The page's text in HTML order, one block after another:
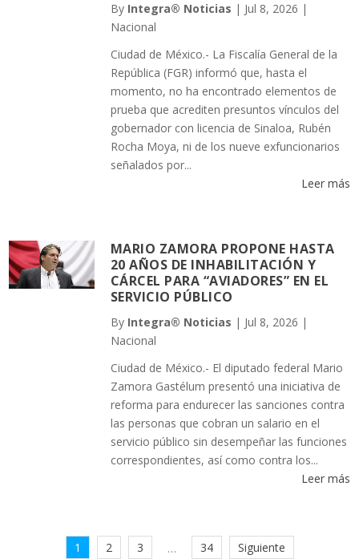
By Integra® Noticias | Jul 8, 2026 |
Nacional
Ciudad de México.- La Fiscalía General de la
República (FGR) informó que, hasta el
momento, no ha encontrado elementos de
prueba que acrediten presuntos vínculos del
gobernador con licencia de Sinaloa, Rubén
Rocha Moya, ni de los nueve exfuncionarios
señalados por...
Leer más
MARIO ZAMORA PROPONE HASTA
20 AÑOS DE INHABILITACIÓN Y
CÁRCEL PARA “AVIADORES” EN EL
SERVICIO PÚBLICO
By Integra® Noticias | Jul 8, 2026 |
Nacional
Ciudad de México.- El diputado federal Mario
Zamora Gastélum presentó una iniciativa de
reforma para endurecer las sanciones contra
las personas que cobran un salario en el
servicio público sin desempeñar las funciones
correspondientes, así como contra los...
Leer más
1 2 3 … 34 Siguiente